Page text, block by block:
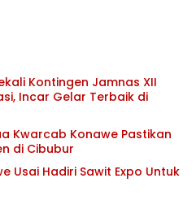
Kontingen Jamnas XII
Incar Gelar Terbaik di
Kwarcab Konawe Pastikan
di Cibubur
Usai Hadiri Sawit Expo Untuk